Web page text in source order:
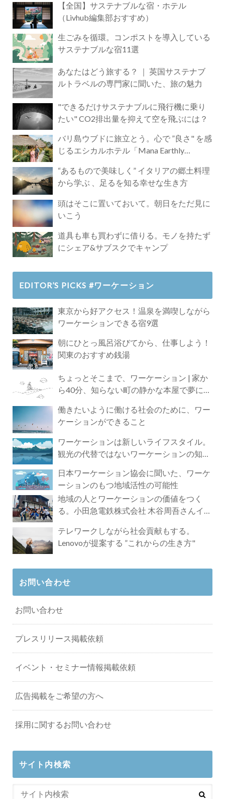
【全国】サステナブルな宿・ホテル
（Livhub編集部おすすめ）
生ごみを循環。コンポストを導入している
サステナブルな宿11選
あなたはどう旅する？ ｜ 英国サステナブ
ルトラベルの専門家に聞いた、旅の魅力
"できるだけサステナブルに飛行機に乗り
たい" CO2排出量を抑えて空を飛ぶには？
バリ島ウブドに旅立とう。心で ”良さ" を感
じるエシカルホテル「Mana Earthly
“あるもので美味しく” イタリアの郷土料理
から学ぶ 、足るを知る幸せな生き方
頭はそこに置いておいて。朝日をただ見に
いこう
道具も車も買わずに借りる。モノを持たず
にシェア&サブスクでキャンプ
EDITOR’S PICKS #ワーケーション
東京から好アクセス！温泉を満喫しながら
ワーケーションできる宿9選
朝にひとっ風呂浴びてから、仕事しよう！
関東のおすすめ銭湯
ちょっとそこまで、ワーケーション | 家か
ら40分、知らない町の静かな本屋で夢に近
働きたいように働ける社会のために、ワー
ケーションができること
ワーケーションは新しいライフスタイル。
観光の代替ではないワーケーションの知ら
日本ワーケーション協会に聞いた、ワーケ
ーションのもつ地域活性の可能性
地域の人とワーケーションの価値をつく
る。小田急電鉄株式会社 木谷周吾さんイン
テレワークしながら社会貢献もする。
Lenovoが提案する ”これからの生き方"
お問い合わせ
お問い合わせ
プレスリリース掲載依頼
イベント・セミナー情報掲載依頼
広告掲載をご希望の方へ
採用に関するお問い合わせ
サイト内検索